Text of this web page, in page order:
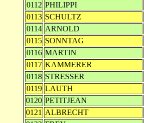
0112 PHILIPPI
0113 SCHULTZ
0114 ARNOLD
0115 SONNTAG
0116 MARTIN
0117 KAMMERER
0118 STRESSER
0119 LAUTH
0120 PETITJEAN
0121 ALBRECHT